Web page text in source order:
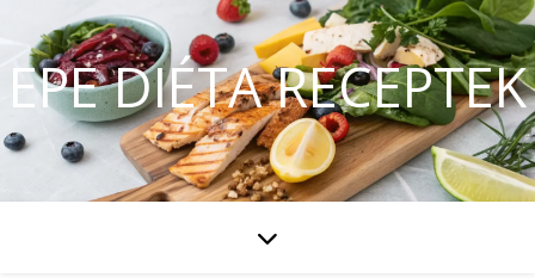
EPE DIÉTA RECEPTEK